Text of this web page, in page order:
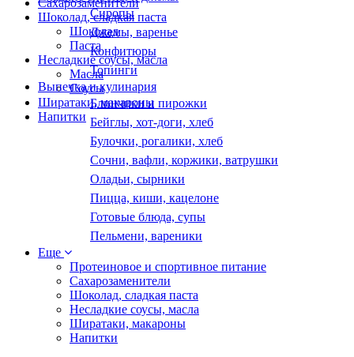
Сахарозаменители
Шоколад, сладкая паста
Шоколад
Паста
Несладкие соусы, масла
Масла
Соусы
Ширатаки, макароны
Напитки
Сиропы
Джемы, варенье
Конфитюры
Топинги
Выпечка и кулинария
Блинчики и пирожки
Бейглы, хот-доги, хлеб
Булочки, рогалики, хлеб
Сочни, вафли, коржики, ватрушки
Оладьи, сырники
Пицца, киши, кацелоне
Готовые блюда, супы
Пельмени, вареники
Еще
Протеиновое и спортивное питание
Сахарозаменители
Шоколад, сладкая паста
Несладкие соусы, масла
Ширатаки, макароны
Напитки